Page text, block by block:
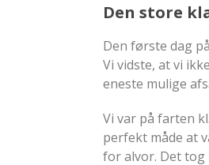
Den store
Den første dag
Vi vidste, at vi
eneste mulige
Vi var på farten
perfekt måde at
for alvor. Det tog